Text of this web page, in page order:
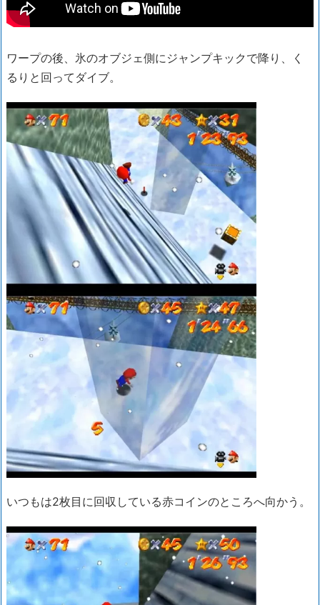
ワープの後、氷のオブジェ側にジャンプキックで降り、く
るりと回ってダイブ。
いつもは2枚目に回収している赤コインのところへ向かう。